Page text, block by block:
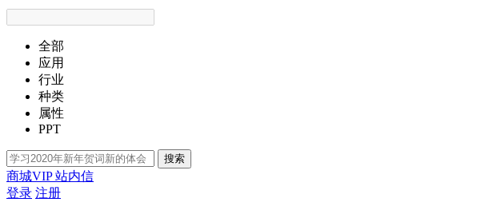
全部
应用
行业
种类
属性
PPT
搜索
商城VIP站内信
登录 注册